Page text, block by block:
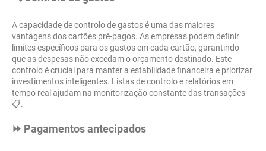
A capacidade de controlo de gastos é uma das maiores
vantagens dos cartões pré-pagos. As empresas podem definir
limites específicos para os gastos em cada cartão, garantindo
que as despesas não excedam o orçamento destinado. Este
controlo é crucial para manter a estabilidade financeira e priorizar
investimentos inteligentes. Listas de controlo e relatórios em
tempo real ajudam na monitorização constante das transações
📋.
⏩ Pagamentos antecipados